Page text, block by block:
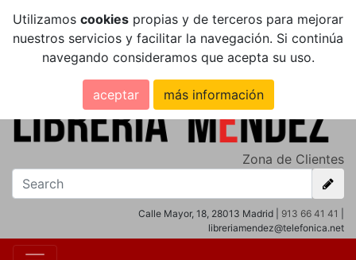
Utilizamos cookies propias y de terceros para mejorar
nuestros servicios y facilitar la navegación. Si continúa
navegando consideramos que acepta su uso.
aceptar más información
Zona de Clientes
Calle Mayor, 18, 28013 Madrid | 913 66 41 41
libreriamendez@telefonica.net